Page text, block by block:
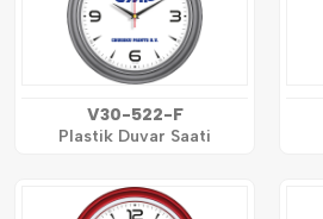
V30-522-F
Plastik Duvar Saati